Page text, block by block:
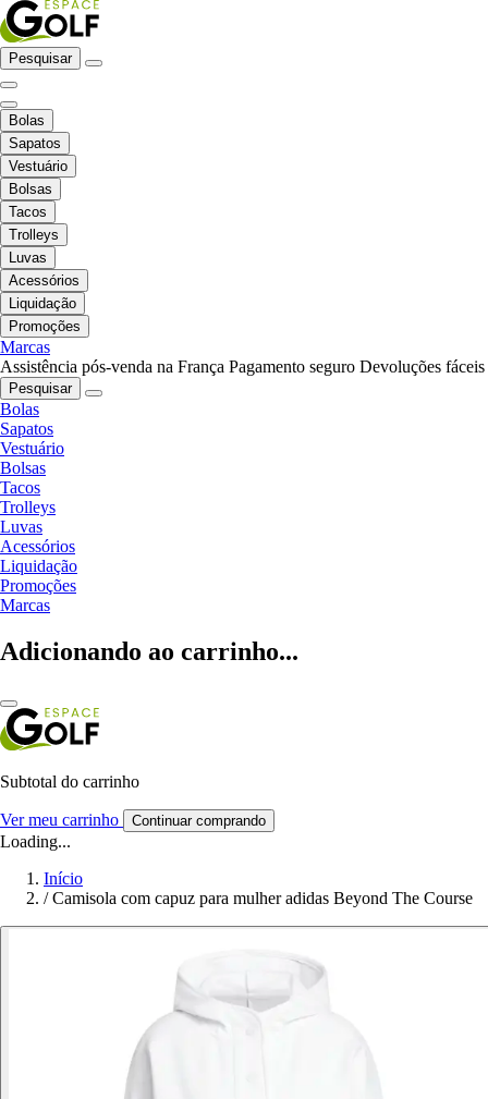
Pesquisar
Bolas
Sapatos
Vestuário
Bolsas
Tacos
Trolleys
Luvas
Acessórios
Liquidação
Promoções
Marcas
Assistência pós-venda na França Pagamento seguro Devoluções fáceis
Pesquisar
Bolas
Sapatos
Vestuário
Bolsas
Tacos
Trolleys
Luvas
Acessórios
Liquidação
Promoções
Marcas
Adicionando ao carrinho...
Subtotal do carrinho
Ver meu carrinho Continuar comprando
Loading...
Início
/ Camisola com capuz para mulher adidas Beyond The Course